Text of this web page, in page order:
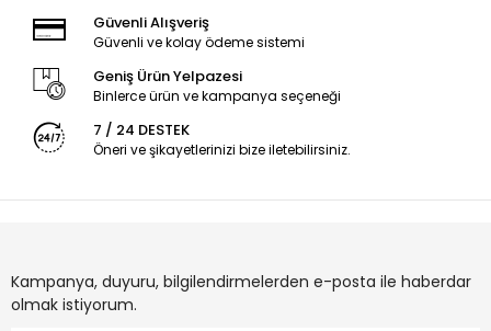
Güvenli Alışveriş
Güvenli ve kolay ödeme sistemi
Geniş Ürün Yelpazesi
Binlerce ürün ve kampanya seçeneği
7 / 24 DESTEK
Öneri ve şikayetlerinizi bize iletebilirsiniz.
Kampanya, duyuru, bilgilendirmelerden e-posta ile haberdar
olmak istiyorum.